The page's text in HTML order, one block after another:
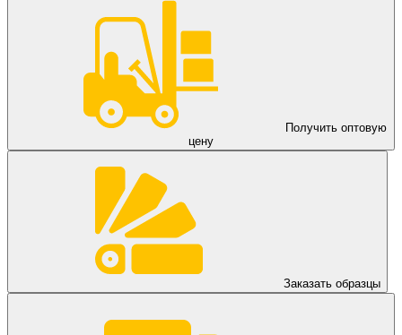
Получить оптовую
цену
Заказать образцы